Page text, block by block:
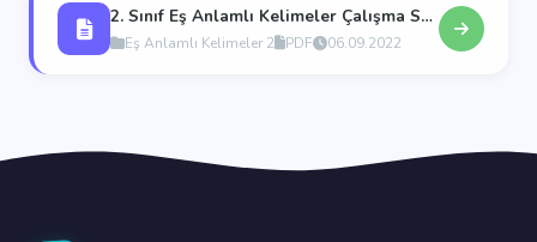
2. Sınıf Eş Anlamlı Kelimeler Çalışma Sayfası
Eş Anlamlı Kelimeler 2 PDF 06.09.2022